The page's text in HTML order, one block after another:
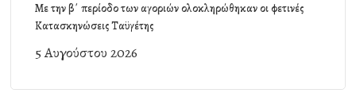
Με την β΄ περίοδο των αγοριών ολοκληρώθηκαν οι φετινές
Κατασκηνώσεις Ταϋγέτης
5 Αυγούστου 2026